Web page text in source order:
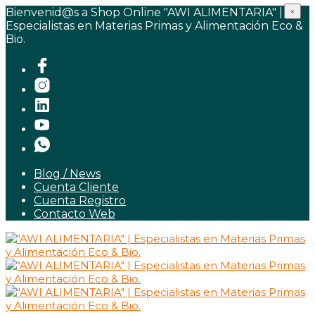
Bienvenid@s a Shop Online "AWI ALIMENTARIA" |
Especialistas en Materias Primas y Alimentación Eco &
Bio.
Blog / News
Cuenta Cliente
Cuenta Registro
Contacto Web
×